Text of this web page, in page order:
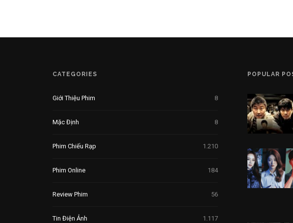
CATEGORIES
Giới Thiệu Phim 8
Mặc Định 8
Phim Chiếu Rạp 1.210
Phim Online 184
Review Phim 56
Tin Điện Ảnh 1.117
POPULAR